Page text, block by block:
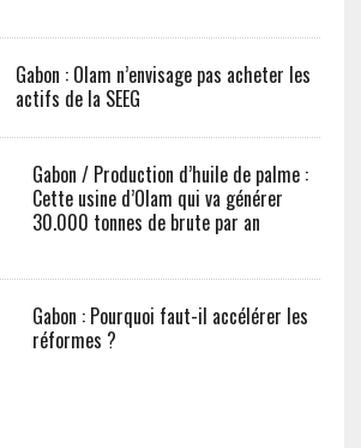
Gabon : Olam n’envisage pas acheter les
actifs de la SEEG
Gabon / Production d’huile de palme :
Cette usine d’Olam qui va générer
30.000 tonnes de brute par an
Gabon : Pourquoi faut-il accélérer les
réformes ?